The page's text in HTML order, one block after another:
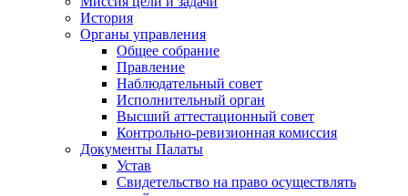
История
Органы управления
Общее собрание
Правление
Наблюдательный совет
Исполнительный орган
Высший аттестационный совет
Контрольно-ревизионная комиссия
Документы Палаты
Устав
Свидетельство на право осуществлять